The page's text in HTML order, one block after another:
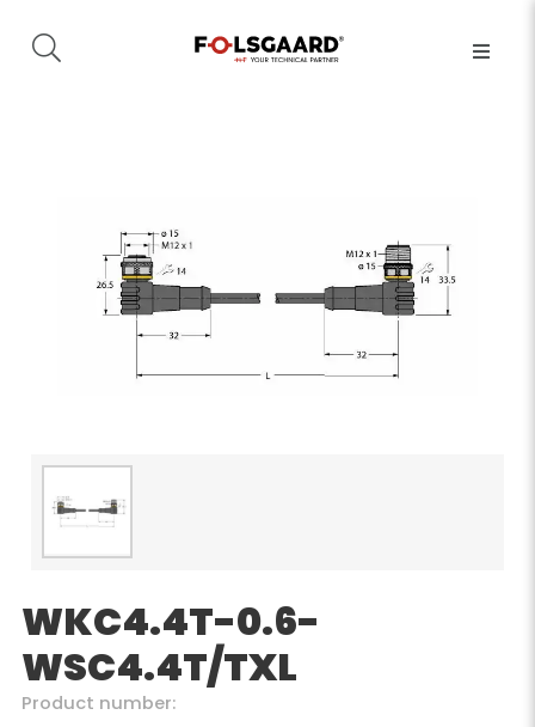
WKC4.4T-0.6-
WSC4.4T/TXL
Product number: